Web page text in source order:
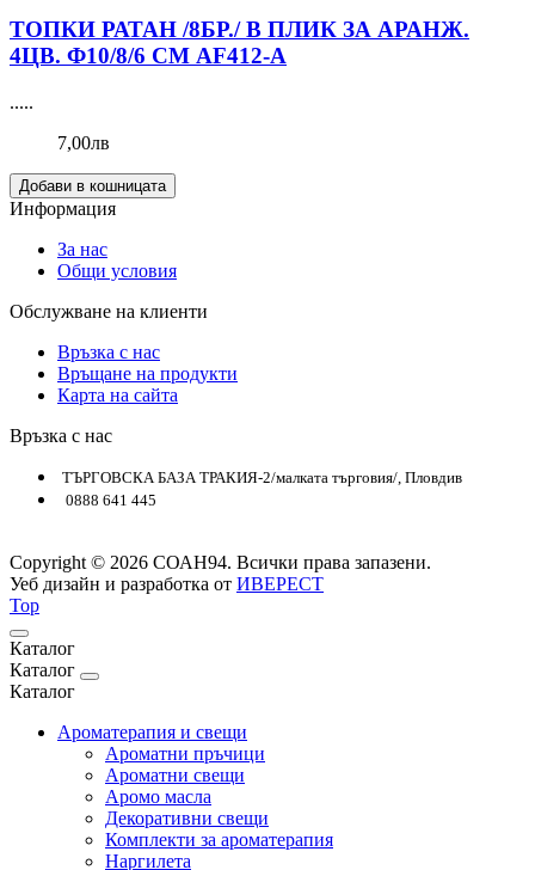
ТОПКИ РАТАН /8БР./ В ПЛИК ЗА АРАНЖ.
4ЦВ. Ф10/8/6 СМ AF412-А
.....
7,00лв
Добави в кошницата
Информация
За нас
Общи условия
Обслужване на клиенти
Връзка с нас
Връщане на продукти
Карта на сайта
Връзка с нас
ТЪРГОВСКА БАЗА ТРАКИЯ-2/малката търговия/, Пловдив
0888 641 445
Copyright © 2026 СОАН94. Всички права запазени.
Уеб дизайн и разработка от ИВЕРЕСТ
Top
Каталог
Каталог
Каталог
Ароматерапия и свещи
Ароматни пръчици
Ароматни свещи
Аромо масла
Декоративни свещи
Комплекти за ароматерапия
Наргилета